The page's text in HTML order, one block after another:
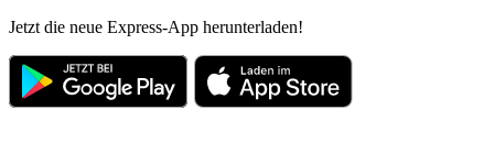
Jetzt die neue Express-App herunterladen!